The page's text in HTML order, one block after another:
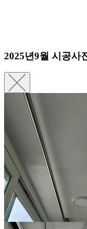
2025년9월 시공사